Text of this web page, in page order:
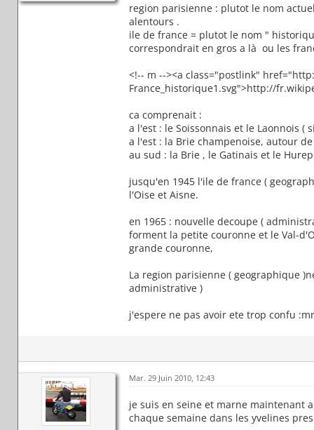
region parisienne : plutot le nom
alentours .
ile de france = plutot le nom "
correspondrait en gros a là ou les
<!-- m --><a class="postlink"
France_historique1.svg">http://
ca comprenait :
a l'est : le Soissonnais et le Laonnois (
a l'est : la Brie champenoise, autour
au sud : la Brie , le Gatinais et le
jusqu'en 1945 l'ile de france (
l'Oise et Aisne.
en 1965 : nouvelle decoupe (
forment la petite couronne et le Val-
grande couronne,
La region parisienne ( geographique
administrative )
j'espere ne pas avoir ete trop confu
Mar. 29 Juin 2010, 12:43
je suis en seine et marne maintenant
chaque semaine dans les yvelines